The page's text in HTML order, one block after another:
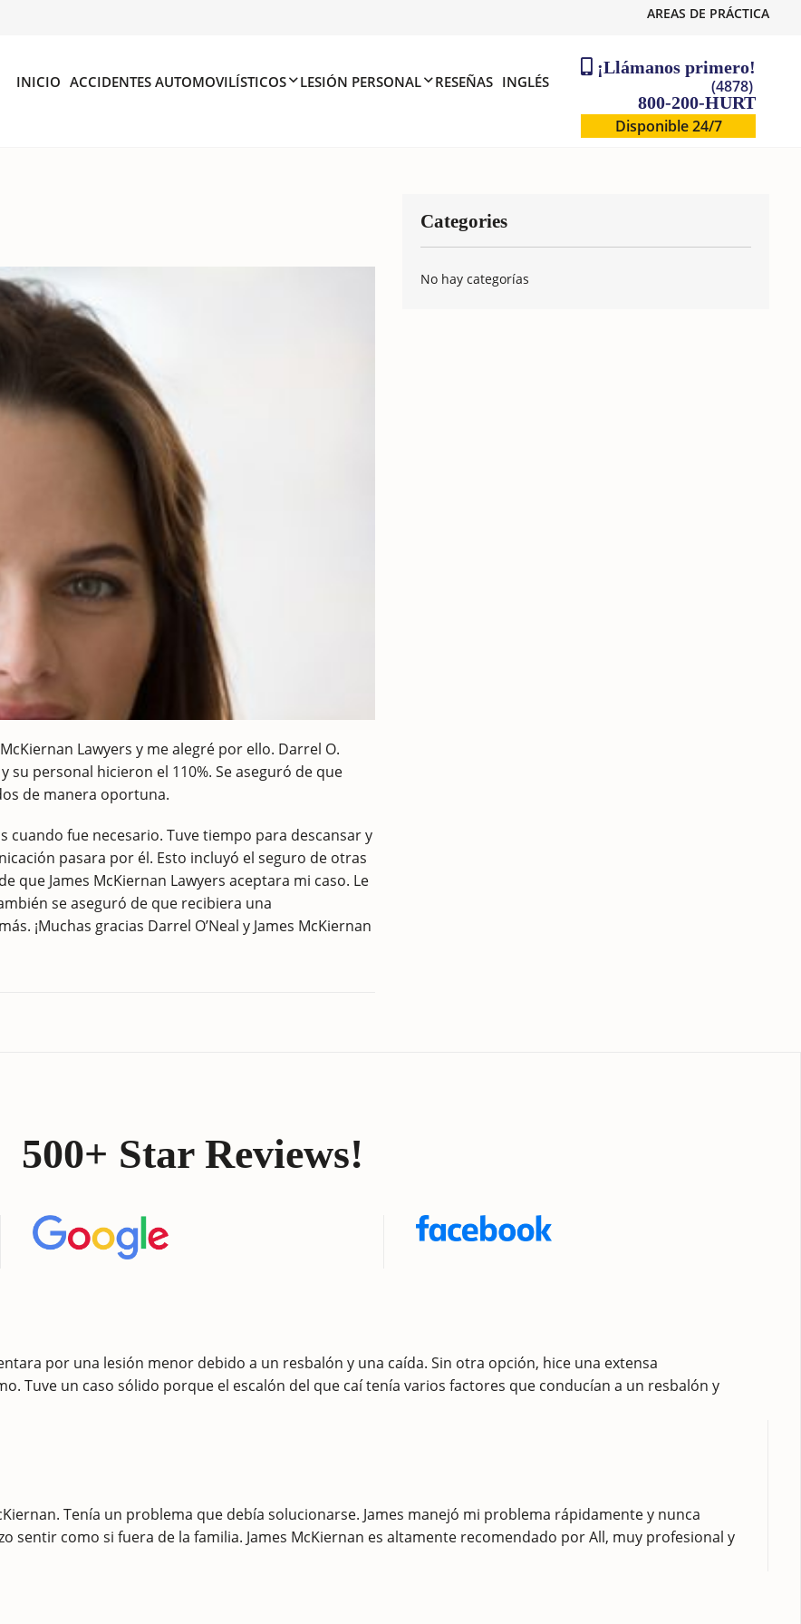
AREAS DE PRÁCTICA
INICIO ACCIDENTES AUTOMOVILÍSTICOS LESIÓN PERSONAL RESEÑAS INGLÉS
¡Llámanos primero!
(4878)
800-200-HURT
Disponible 24/7
Lawyers y me alegré por ello. Darrel O.
personal hicieron el 110%. Se aseguró de que
de manera oportuna.
cuando fue necesario. Tuve tiempo para descansar y
pasara por él. Esto incluyó el seguro de otras
que James McKiernan Lawyers aceptara mi caso. Le
se aseguró de que recibiera una
¡Muchas gracias Darrel O’Neal y James McKiernan
Categories
No hay categorías
500+ Star Reviews!
por una lesión menor debido a un resbalón y una caída. Sin otra opción, hice una extensa
Tuve un caso sólido porque el escalón del que caí tenía varios factores que conducían a un resbalón y
Tenía un problema que debía solucionarse. James manejó mi problema rápidamente y nunca
sentir como si fuera de la familia. James McKiernan es altamente recomendado por All, muy profesional y